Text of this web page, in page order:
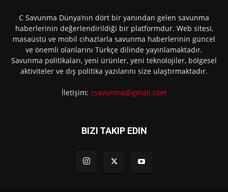
C Savunma Dünya’nın dört bir yanından gelen savunma
haberlerinin değerlendirildiği bir platformdur. Web sitesi,
masaüstü ve mobil cihazlarla savunma haberlerinin güncel
ve önemli olanlarını Türkçe dilinde yayınlamaktadır.
Savunma politikaları, yeni ürünler, yeni teknolojiler, bölgesel
aktiviteler ve dış politika yazılarını size ulaştırmaktadır.
İletişim: csavunma@gmail.com
BIZI TAKIP EDIN